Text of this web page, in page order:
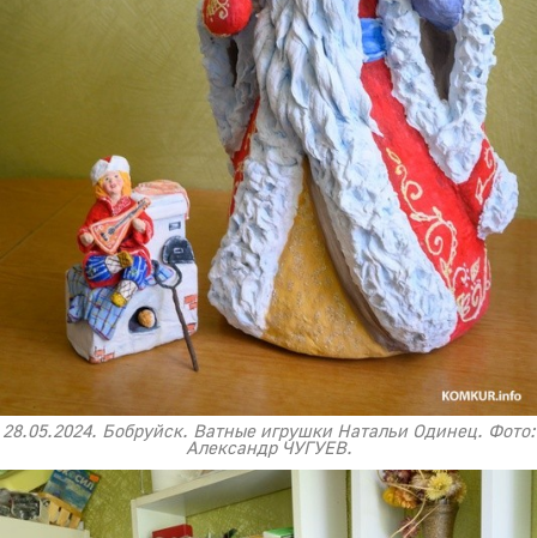
28.05.2024. Бобруйск. Ватные игрушки Натальи Одинец. Фото:
Александр ЧУГУЕВ.